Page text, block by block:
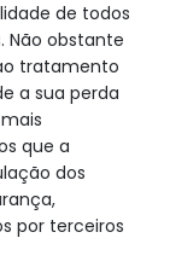
de todos
Não obstante
tratamento
a sua perda
que a
dos
por terceiros